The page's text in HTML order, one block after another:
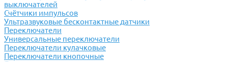
выключателей
Счётчики импульсов
Ультразвуковые бесконтактные датчики
Переключатели
Универсальные переключатели
Переключатели кулачковые
Переключатели кнопочные